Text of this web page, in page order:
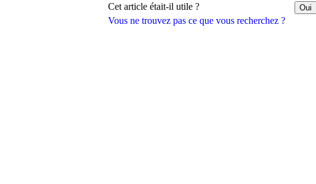
Vous ne trouvez pas ce que vous recherchez ?
Cet article était-il utile ? Oui